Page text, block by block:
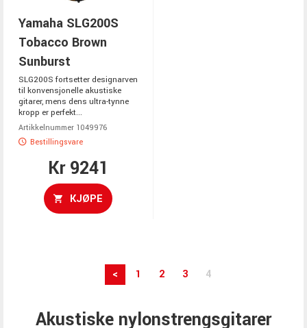
Yamaha SLG200S
Tobacco Brown
Sunburst
SLG200S fortsetter designarven
til konvensjonelle akustiske
gitarer, mens dens ultra-tynne
kropp er perfekt...
Artikkelnummer 1049976
Bestillingsvare
Kr 9241
KJØPE
< 1 2 3 4
Akustiske nylonstrengsgitarer